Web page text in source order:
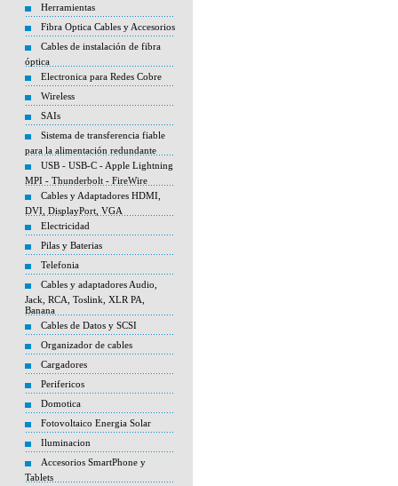
Herramientas
Fibra Optica Cables y Accesorios
Cables de instalación de fibra
óptica
Electronica para Redes Cobre
Wireless
SAIs
Sistema de transferencia fiable
para la alimentación redundante
USB - USB-C - Apple Lightning
MPI - Thunderbolt - FireWire
Cables y Adaptadores HDMI,
DVI, DisplayPort, VGA
Electricidad
Pilas y Baterias
Telefonia
Cables y adaptadores Audio,
Jack, RCA, Toslink, XLR PA,
Banana
Cables de Datos y SCSI
Organizador de cables
Cargadores
Perifericos
Domotica
Fotovoltaico Energia Solar
Iluminacion
Accesorios SmartPhone y
Tablets